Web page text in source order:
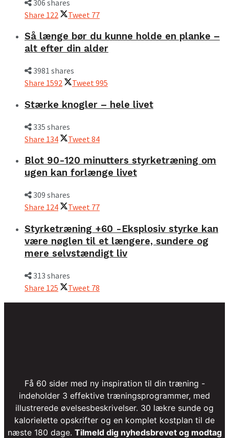
306 shares
Share 122 Tweet 77
Så længe bør du kunne holde en planke –
alt efter din alder
3981 shares
Share 1592 Tweet995
Stærke knogler – hele livet
335 shares
Share 134 Tweet 84
Blot 90-120 minutters styrketræning om
ugen kan forlænge livet
309 shares
Share 124 Tweet 77
Styrketræning +60 -Eksplosiv styrke kan
være nøglen til et længere, sundere og
mere selvstændigt liv
313 shares
Share 125 Tweet 78
Få 60 sider med ny inspiration til din træning -
indeholder 3 effektive træningsprogrammer, med
illustrerede øvelsesbeskrivelser. 30 lækre sunde og
kalorielette opskrifter og en komplet kostplan til de
næste 180 dage. Tilmeld dig nyhedsbrevet og modtag